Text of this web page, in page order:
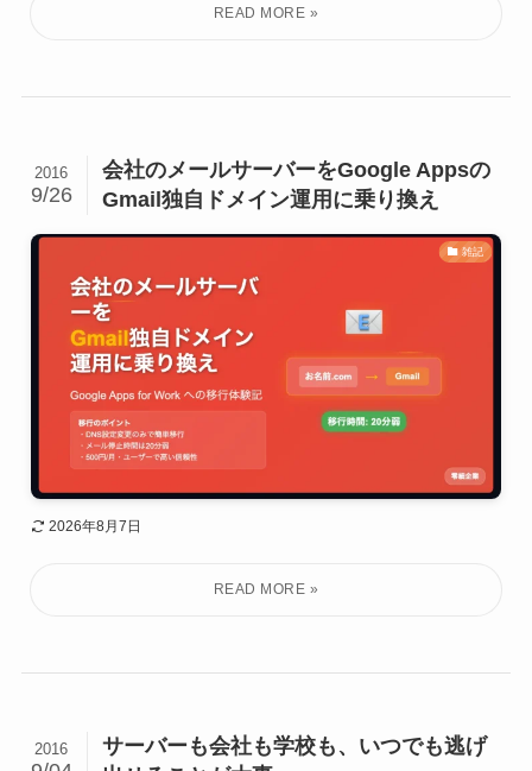
会社のメールサーバーをGoogle Appsの
Gmail独自ドメイン運用に乗り換え
2016
9/26
雑記
2026年8月7日
サーバーも会社も学校も、いつでも逃げ
2016